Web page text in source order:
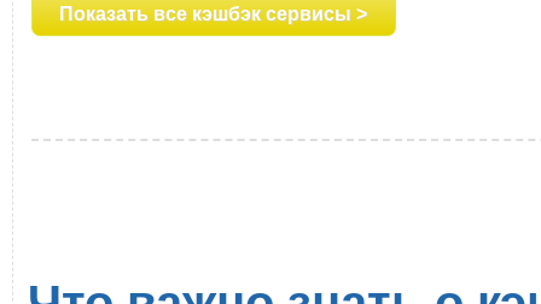
Показать все кэшбэк сервисы >